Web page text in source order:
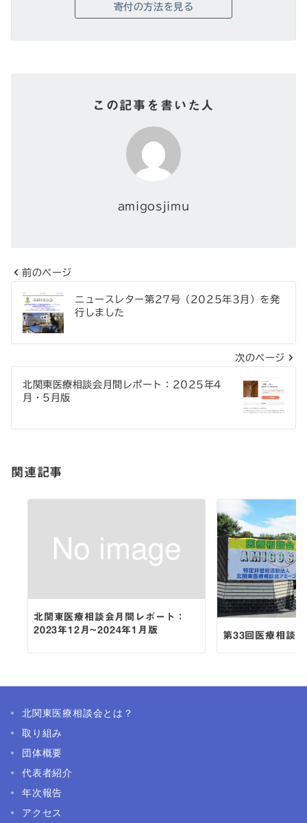
寄付の方法を見る
この記事を書いた人
amigosjimu
投
稿
ナ
ビ
ゲ
シ
ン
前のページ
ニュースレター第27号（2025年3月）を発
行しました
次のページ
北関東医療相談会月間レポート：2025年4
月・5月版
関連記事
北関東医療相談会月間レポート：
2023年12月~2024年1月版
第33回医療相談会
北関東医療相談会とは？
取り組み
団体概要
代表者紹介
年次報告
アクセス